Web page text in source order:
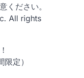
ください。
All rights
定）